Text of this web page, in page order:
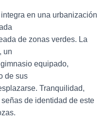
en una urbanización
de zonas verdes. La
un
equipado,
de sus
Tranquilidad,
de identidad de este